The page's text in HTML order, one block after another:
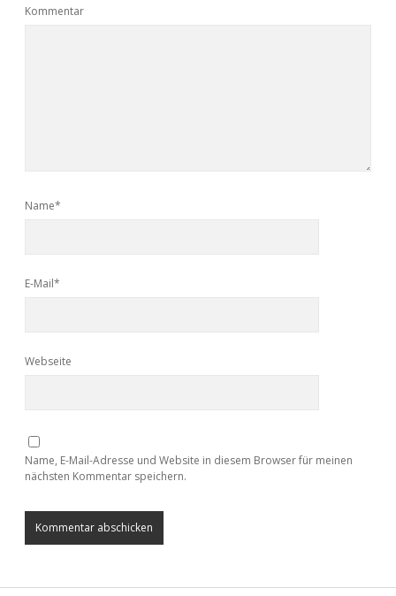
Kommentar
Name*
E-Mail*
Webseite
Name, E-Mail-Adresse und Website in diesem Browser für meinen
nächsten Kommentar speichern.